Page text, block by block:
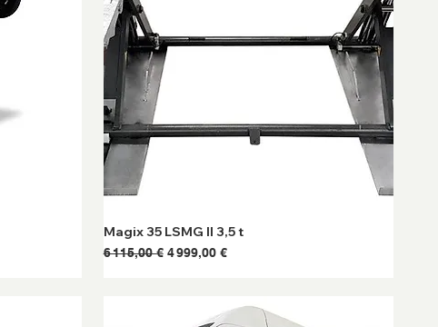
Magix 35 LSMG II 3,5 t
Prix original
6 115,00 € Prix promotionnel
4 999,00 €